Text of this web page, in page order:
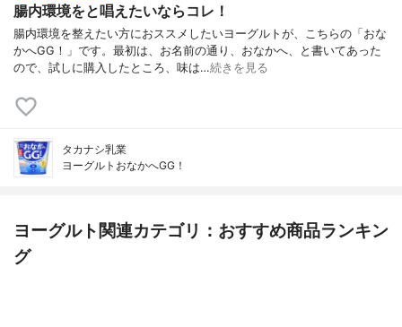
腸内環境をと唱えたいならコレ！
腸内環境を整えたい方におススメしたいヨーグルトが、こちらの「おな
かへGG！」です。最初は、お名前の通り、おなかへ、と書いてあった
ので、試しに購入したところ、味は…続きを見る
タカナシ乳業
ヨーグルトおなかへGG！
ヨーグルト関連カテゴリ：おすすめ商品ランキン
グ